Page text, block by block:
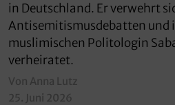
in Deutschland. Er verwehrt
Antisemitismusdebatten und
muslimischen Politologin
verheiratet.
Von Anna Lutz
25. Juni 2026